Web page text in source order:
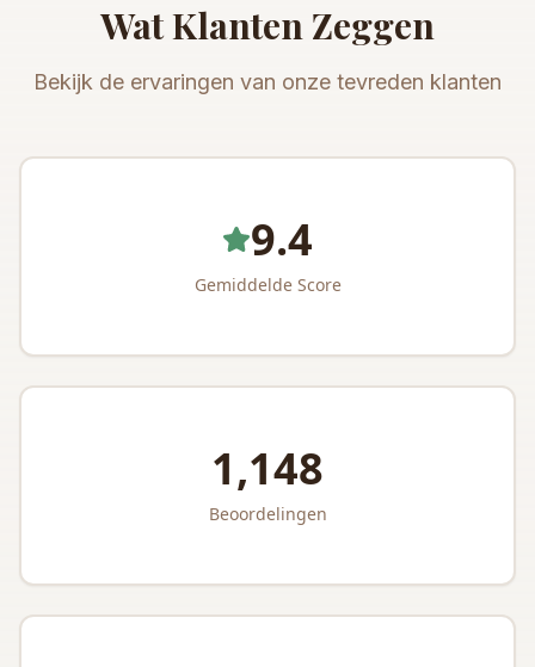
Wat Klanten Zeggen
Bekijk de ervaringen van onze tevreden klanten
9.4
Gemiddelde Score
1,148
Beoordelingen